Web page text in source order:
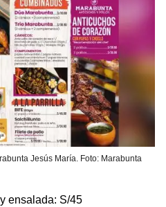
Jesús María. Foto: Marabunta
ensalada: S/45